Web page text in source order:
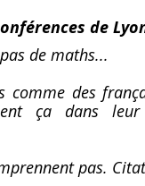
de
de maths...
comme des
ça dans
pas.